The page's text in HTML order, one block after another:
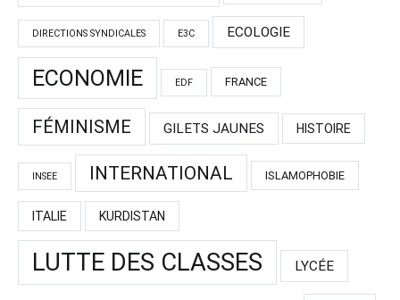
DIRECTIONS SYNDICALES E3C ECOLOGIE
ECONOMIE EDF FRANCE
FÉMINISME GILETS JAUNES HISTOIRE
INSEE INTERNATIONAL ISLAMOPHOBIE
ITALIE KURDISTAN
LUTTE DES CLASSES LYCÉE